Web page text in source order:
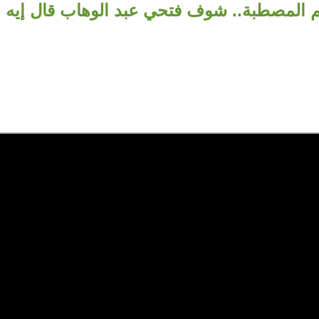
شوف فتحي عبد الوهاب قال إيه